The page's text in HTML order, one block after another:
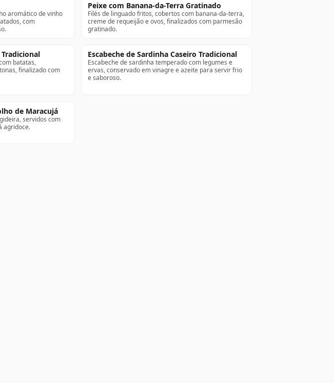
aromático de vinho
com
Peixe com Banana-da-Terra Gratinado
Filés de linguado fritos, cobertos com banana-da-terra,
creme de requeijão e ovos, finalizados com parmesão
gratinado.
Tradicional
batatas,
finalizado com
Escabeche de Sardinha Caseiro Tradicional
Escabeche de sardinha temperado com legumes e
ervas, conservado em vinagre e azeite para servir frio
e saboroso.
de Maracujá
servidos com
agridoce.